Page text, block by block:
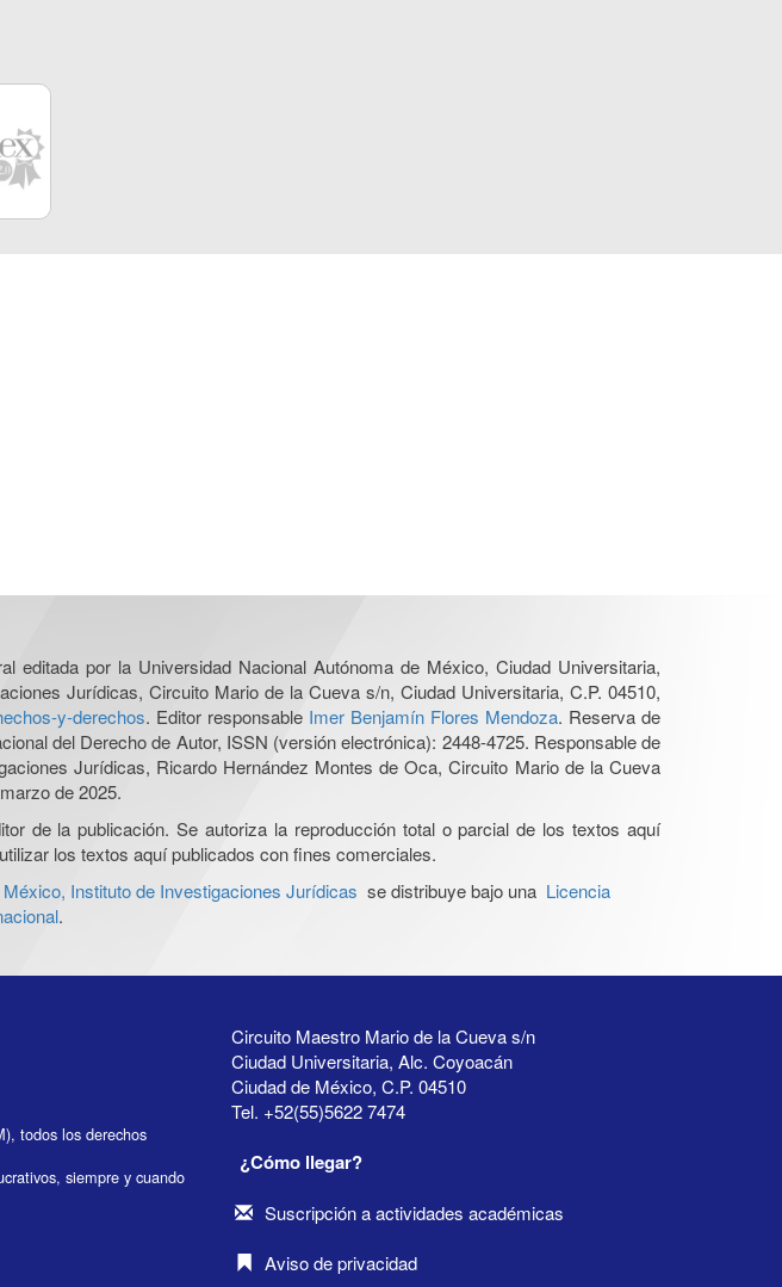
editada por la Universidad Nacional Autónoma de México, Ciudad Universitaria,
Jurídicas, Circuito Mario de la Cueva s/n, Ciudad Universitaria, C.P. 04510,
y-derechos. Editor responsable Imer Benjamín Flores Mendoza. Reserva de
del Derecho de Autor, ISSN (versión electrónica): 2448-4725. Responsable de
Jurídicas, Ricardo Hernández Montes de Oca, Circuito Mario de la Cueva
de 2025.
de la publicación. Se autoriza la reproducción total o parcial de los textos aquí
los textos aquí publicados con fines comerciales.
Instituto de Investigaciones Jurídicas se distribuye bajo una Licencia
.
todos los derechos
siempre y cuando
Circuito Maestro Mario de la Cueva s/n
Ciudad Universitaria, Alc. Coyoacán
Ciudad de México, C.P. 04510
Tel. +52(55)5622 7474
¿Cómo llegar?
Suscripción a actividades académicas
Aviso de privacidad